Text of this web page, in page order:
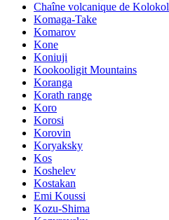
Chaîne volcanique de Kolokol
Komaga-Take
Komarov
Kone
Koniuji
Kookooligit Mountains
Koranga
Korath range
Koro
Korosi
Korovin
Koryaksky
Kos
Koshelev
Kostakan
Emi Koussi
Kozu-Shima